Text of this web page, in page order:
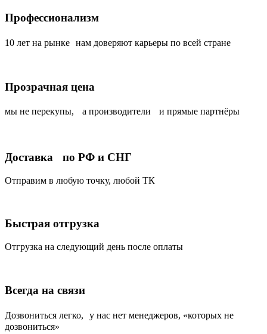
Профессионализм
10 лет на рынке нам доверяют карьеры по всей стране
Прозрачная цена
мы не перекупы, а производители и прямые партнёры
Доставка по РФ и СНГ
Отправим в любую точку, любой ТК
Быстрая отгрузка
Отгрузка на следующий день после оплаты
Всегда на связи
Дозвониться легко, у нас нет менеджеров, «которых не
дозвониться»